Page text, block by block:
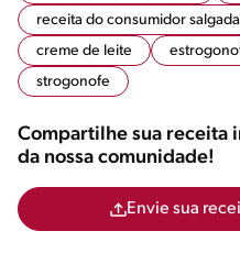
receita do consumidor salgada
creme de leite
strogonofe
Compartilhe sua receita
da nossa comunidade!
Envie sua